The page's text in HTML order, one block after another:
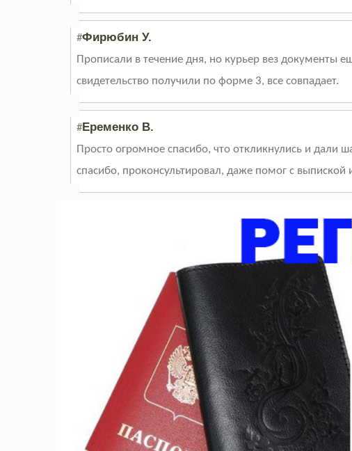
#Фирюбин У.
Прописали в течение дня, но курьер вез документы
свидетельство получили по форме 3, все совпадает.
#Еременко В.
Просто огромное спасибо, что откликнулись и дали
спасибо, проконсультировал, даже помог с